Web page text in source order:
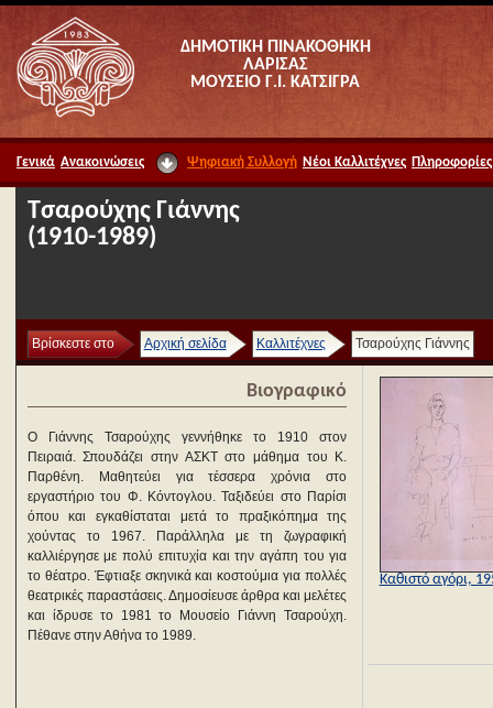
ΔΗΜΟΤΙΚΗ ΠΙΝΑΚΟΘΗΚΗ
ΛΑΡΙΣΑΣ
ΜΟΥΣΕΙΟ Γ.Ι. ΚΑΤΣΙΓΡΑ
Γενικά Ανακοινώσεις Ψηφιακή Συλλογή Νέοι Καλλιτέχνες Πληροφορίες
Τσαρούχης Γιάννης
(1910-1989)
Βρίσκεστε στο Αρχική σελίδα Καλλιτέχνες Τσαρούχης Γιάννης
Βιογραφικό
Ο Γιάννης Τσαρούχης γεννήθηκε το 1910 στον
Πειραιά. Σπουδάζει στην ΑΣΚΤ στο μάθημα του Κ.
Παρθένη. Μαθητεύει για τέσσερα χρόνια στο
εργαστήριο του Φ. Κόντογλου. Ταξιδεύει στο Παρίσι
όπου και εγκαθίσταται μετά το πραξικόπημα της
χούντας το 1967. Παράλληλα με τη ζωγραφική
καλλιέργησε με πολύ επιτυχία και την αγάπη του για
το θέατρο. Έφτιαξε σκηνικά και κοστούμια για πολλές
θεατρικές παραστάσεις. Δημοσίευσε άρθρα και μελέτες
και ίδρυσε το 1981 το Μουσείο Γιάννη Τσαρούχη.
Πέθανε στην Αθήνα το 1989.
Καθιστό αγόρι,